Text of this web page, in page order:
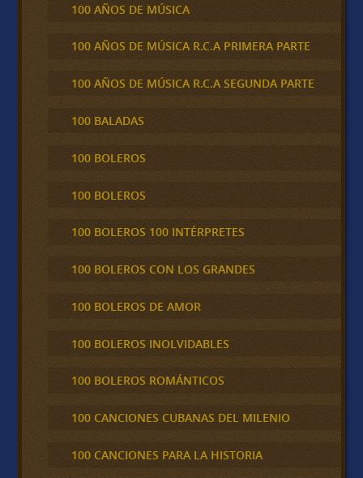
100 AÑOS DE MÚSICA
100 AÑOS DE MÚSICA R.C.A PRIMERA PARTE
100 AÑOS DE MÚSICA R.C.A SEGUNDA PARTE
100 BALADAS
100 BOLEROS
100 BOLEROS
100 BOLEROS 100 INTÉRPRETES
100 BOLEROS CON LOS GRANDES
100 BOLEROS DE AMOR
100 BOLEROS INOLVIDABLES
100 BOLEROS ROMÁNTICOS
100 CANCIONES CUBANAS DEL MILENIO
100 CANCIONES PARA LA HISTORIA